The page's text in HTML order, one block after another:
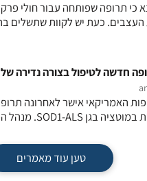
העצבים. כעת יש לקוות שתשלים
טען עוד מאמרים